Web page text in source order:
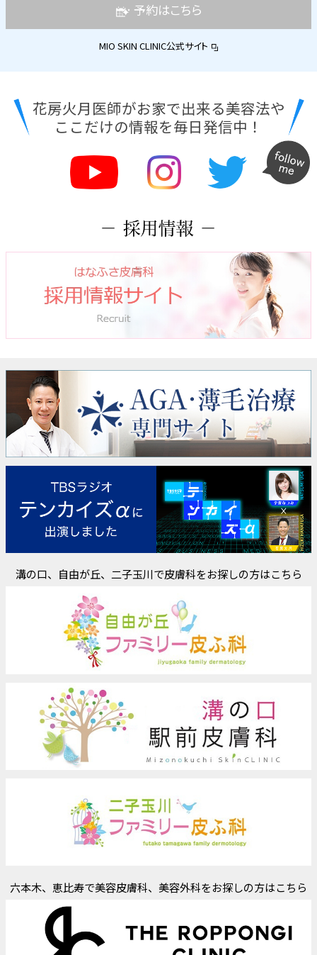
予約はこちら
MIO SKIN CLINIC公式サイト
花房火月医師がお家で出来る美容法や
ここだけの情報を毎日発信中！
溝の口、自由が丘、二子玉川で皮膚科をお探しの方はこちら
六本木、恵比寿で美容皮膚科、美容外科をお探しの方はこちら